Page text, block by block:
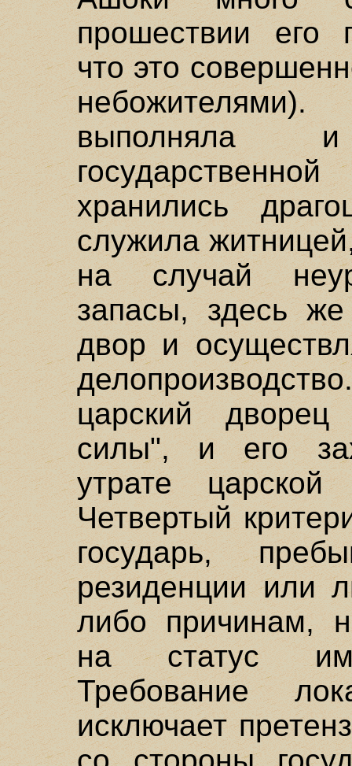
прошествии его
что это
небожителями).
выполняла
хранились
служила
на случай
запасы, здесь же
двор и
царский
силы", и его
утрате
Четвертый
государь,
резиденции или
либо причинам,
на статус
Требование
исключает